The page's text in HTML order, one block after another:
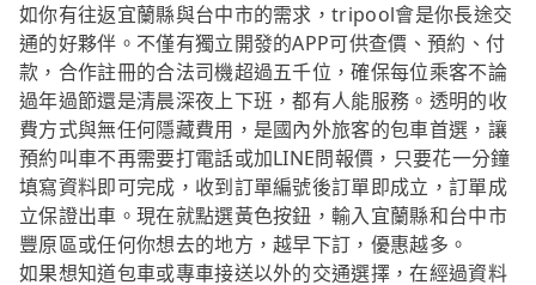
如你有往返宜蘭縣與台中市的需求，tripool會是你長途交
通的好夥伴。不僅有獨立開發的APP可供查價、預約、付
款，合作註冊的合法司機超過五千位，確保每位乘客不論
過年過節還是清晨深夜上下班，都有人能服務。透明的收
費方式與無任何隱藏費用，是國內外旅客的包車首選，讓
預約叫車不再需要打電話或加LINE問報價，只要花一分鐘
填寫資料即可完成，收到訂單編號後訂單即成立，訂單成
立保證出車。現在就點選黃色按鈕，輸入宜蘭縣和台中市
豐原區或任何你想去的地方，越早下訂，優惠越多。
如果想知道包車或專車接送以外的交通選擇，在經過資料